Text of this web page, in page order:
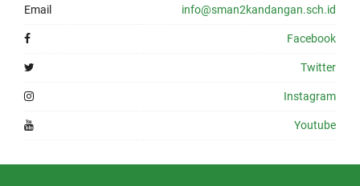
Email info@sman2kandangan.sch.id
Facebook
Twitter
Instagram
Youtube